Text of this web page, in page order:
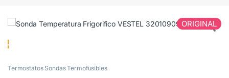
ORIGINAL
Termostatos Sondas Termofusibles